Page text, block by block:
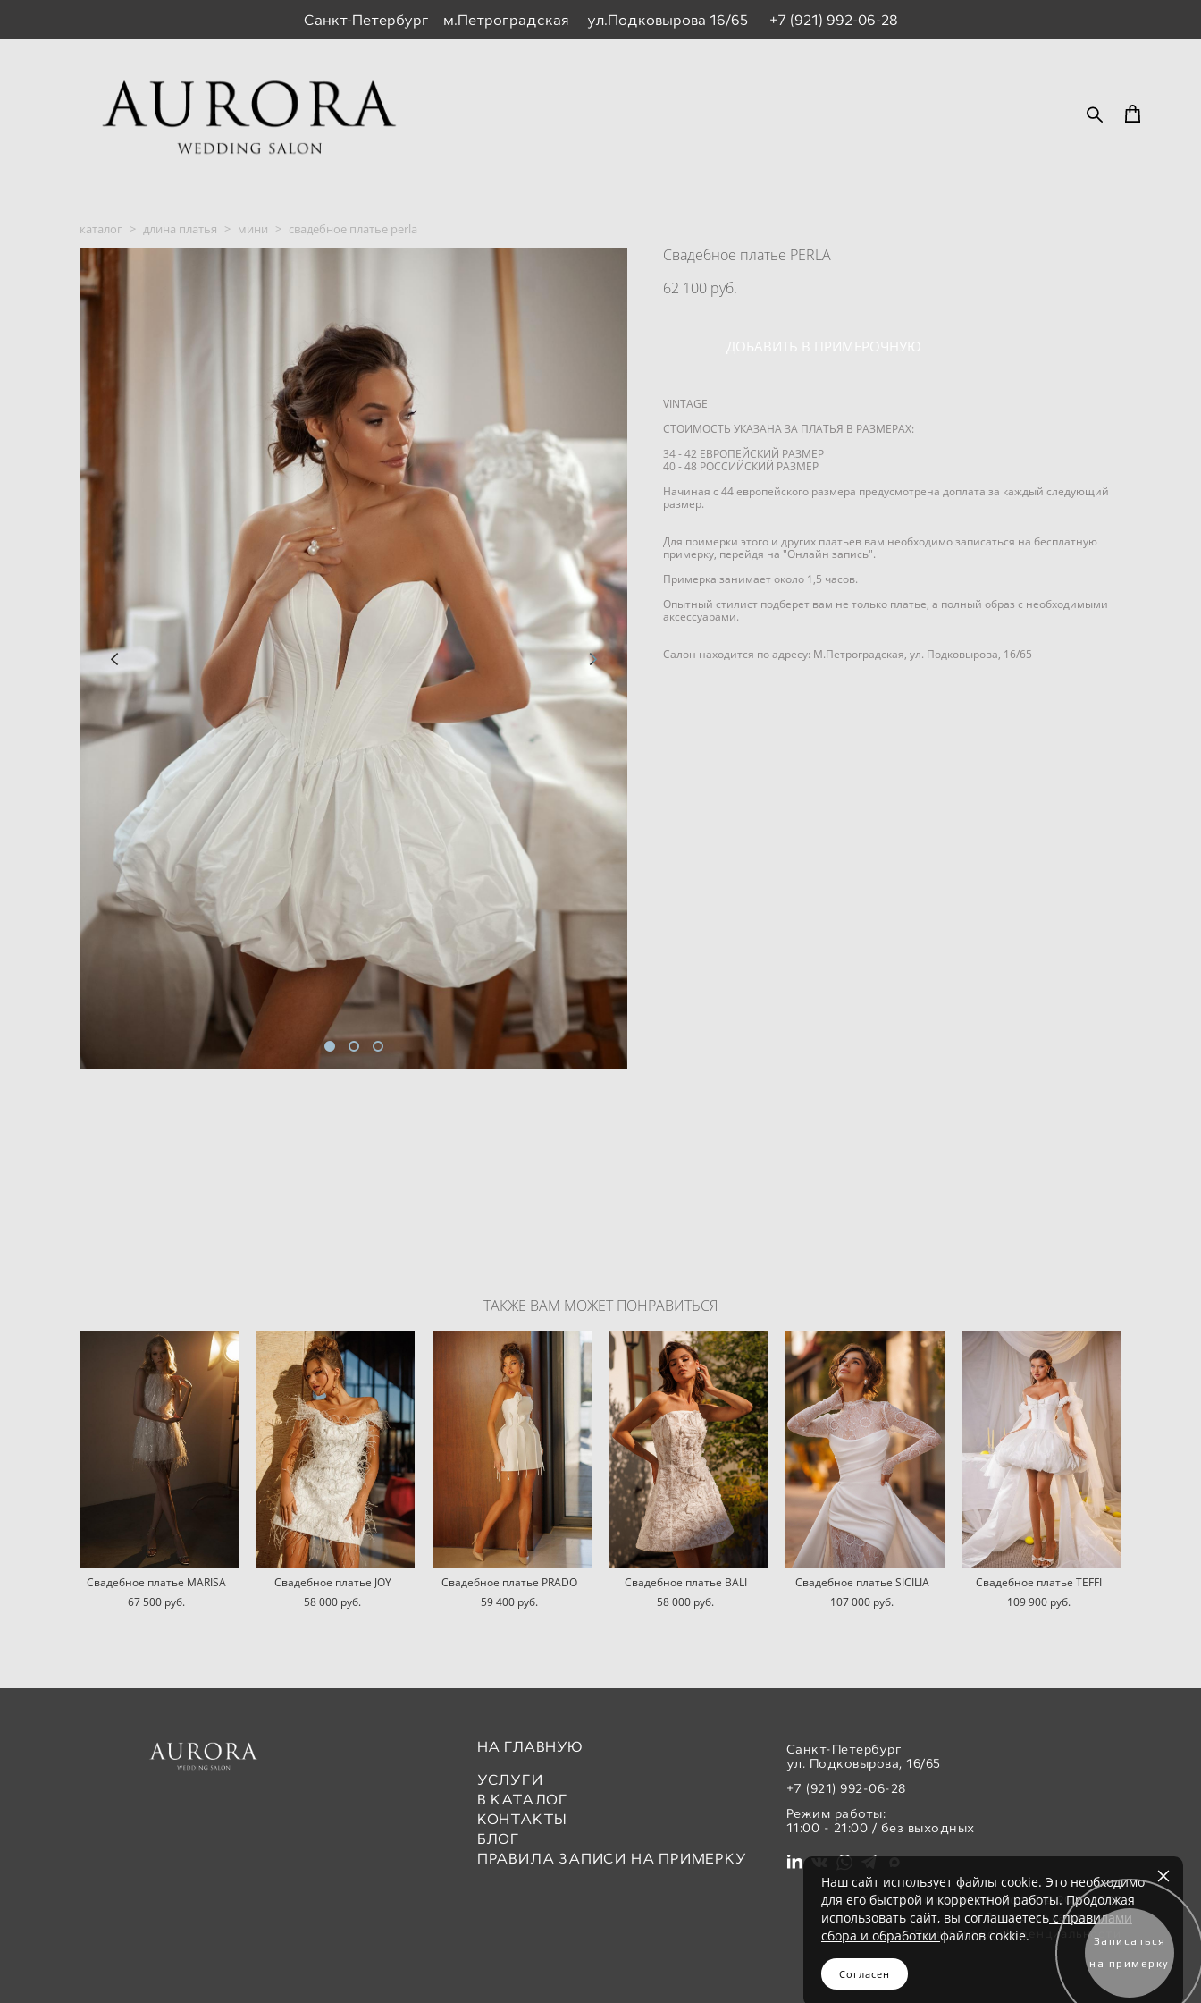
Санкт-Петербург м.Петроградская ул.Подковырова 16/65 +7 (921) 992-06-28
каталог > длина платья > мини > свадебное платье perla
Свадебное платье PERLA
62 100 pуб.
ДОБАВИТЬ В ПРИМЕРОЧНУЮ
VINTAGE
СТОИМОСТЬ УКАЗАНА ЗА ПЛАТЬЯ В РАЗМЕРАХ:
34 - 42 ЕВРОПЕЙСКИЙ РАЗМЕР
40 - 48 РОССИЙСКИЙ РАЗМЕР
Начиная с 44 европейского размера предусмотрена доплата за каждый следующий
размер.
Для примерки этого и других платьев вам необходимо записаться на бесплатную
примерку, перейдя на "Онлайн запись".
Примерка занимает около 1,5 часов.
Опытный стилист подберет вам не только платье, а полный образ с необходимыми
аксессуарами.
Салон находится по адресу: М.Петроградская, ул. Подковырова, 16/65
ТАКЖЕ ВАМ МОЖЕТ ПОНРАВИТЬСЯ
Свадебное платье MARISA
67 500 pуб.
Свадебное платье JOY
58 000 pуб.
Свадебное платье PRADO
59 400 pуб.
Свадебное платье BALI
58 000 pуб.
Свадебное платье SICILIA
107 000 pуб.
Свадебное платье TEFFI
109 900 pуб.
НА ГЛАВНУЮ
УСЛУГИ
В КАТАЛОГ
КОНТАКТЫ
БЛОГ
ПРАВИЛА ЗАПИСИ НА ПРИМЕРКУ
Санкт-Петербург
ул. Подковырова, 16/65
+7 (921) 992-06-28
Режим работы:
11:00 - 21:00 / без выходных
Свадебный салон «Аврора» © 2017-2026
Все права защищены
Политика конфиденциальности
сайт от vigbo
Наш сайт использует файлы cookie. Это необходимо
для его быстрой и корректной работы. Продолжая
использовать сайт, вы соглашаетесь с правилами
сбора и обработки файлов cokkie.
Согласен
Записаться
на примерку